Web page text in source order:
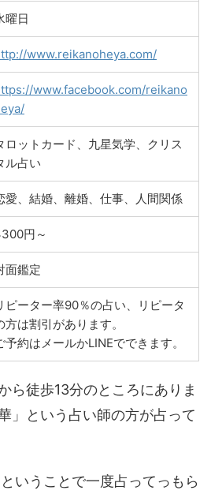
曜日
www.reikanoheya.com/
www.facebook.com/reikano
ロットカード、九星気学、クリス
ル占い
愛、結婚、離婚、仕事、人間関係
円～
面鑑定
ピーター率90％の占い、リピータ
方は割引があります。
予約はメールかLINEでできます。
ら徒歩13分のところにありま
」という占い師の方が占って
いうことで一度占ってっもら